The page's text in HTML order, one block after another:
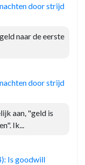
door strijd
naar de eerste
door strijd
aan, "geld is
Ik...
Is goodwill